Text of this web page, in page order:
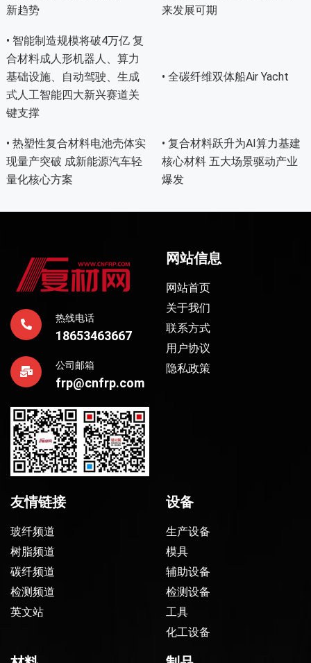
新趋势
来发展可期
• 智能制造规模将破4万亿 复
合材料成人形机器人、算力
基础设施、自动驾驶、生成
式人工智能四大新兴赛道关
键支撑
• 全碳纤维双体船Air Yacht
• 热塑性复合材料电池壳体实
现量产突破 成新能源汽车轻
量化核心方案
• 复合材料跃升为AI算力基建
核心材料 五大场景驱动产业
爆发
热线电话
18653463667
公司邮箱
frp@cnfrp.com
网站信息
网站首页
关于我们
联系方式
用户协议
隐私政策
友情链接
玻纤频道
树脂频道
碳纤频道
检测频道
英文站
设备
生产设备
模具
辅助设备
检测设备
工具
化工设备